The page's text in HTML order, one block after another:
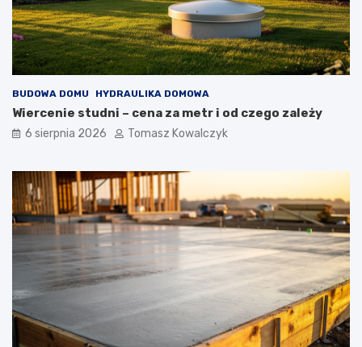
BUDOWA DOMU HYDRAULIKA DOMOWA
Wiercenie studni – cena za metr i od czego zależy
6 sierpnia 2026 Tomasz Kowalczyk